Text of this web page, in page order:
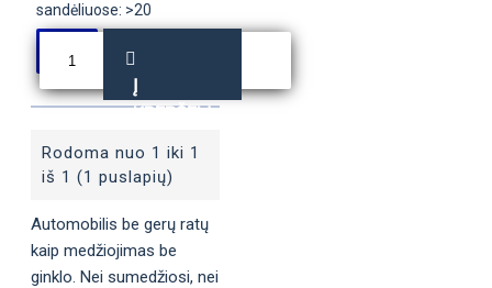
sandėliuose: >20
Į
KREPŠELĮ
Rodoma nuo 1 iki 1
iš 1 (1 puslapių)
Automobilis be gerų ratų
kaip medžiojimas be
ginklo. Nei sumedžiosi, nei